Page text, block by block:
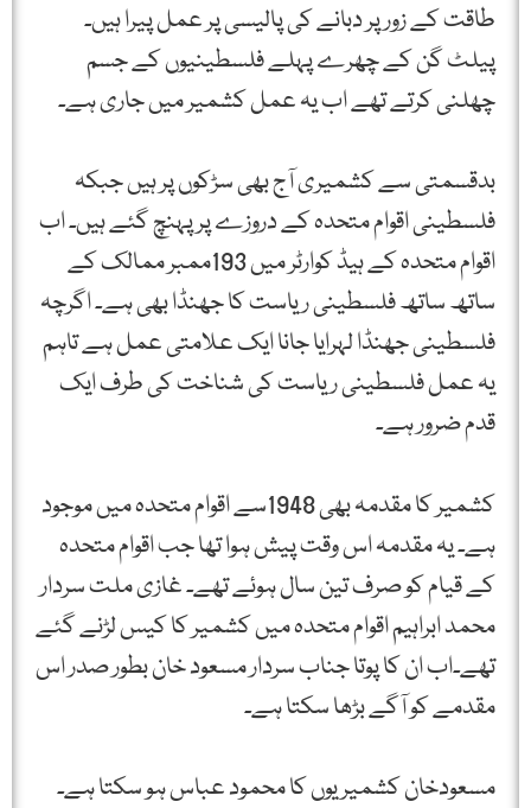
طاقت کے زور پر دبانے کی پالیسی پر عمل پیرا ہیں۔
پیلٹ گن کے چھرے پہلے فلسطینیوں کے جسم
چھلنی کرتے تھے اب یہ عمل کشمیر میں جاری ہے۔
بدقسمتی سے کشمیری آج بھی سڑکوں پر ہیں جبکہ
فلسطینی اقوام متحدہ کے دروزے پر پہنچ گئے ہیں۔ اب
اقوام متحدہ کے ہیڈ کوارٹر میں 193ممبر ممالک کے
ساتھ ساتھ فلسطینی ریاست کا جھنڈا بھی ہے۔ اگرچہ
فلسطینی جھنڈا لہرایا جانا ایک علامتی عمل ہے تاہم
یہ عمل فلسطینی ریاست کی شناخت کی طرف ایک
قدم ضرور ہے۔
کشمیر کا مقدمہ بھی 1948سے اقوام متحدہ میں موجود
ہے۔ یہ مقدمہ اس وقت پیش ہوا تھا جب اقوام متحدہ
کے قیام کو صرف تین سال ہوئے تھے۔ غازی ملت سردار
محمد ابراہیم اقوام متحدہ میں کشمیر کا کیس لڑنے گئے
تھے۔اب ان کا پوتا جناب سردار مسعود خان بطور صدر اس
مقدمے کو آگے بڑھا سکتا ہے۔
مسعودخان کشمیریوں کا محمود عباس ہو سکتا ہے۔